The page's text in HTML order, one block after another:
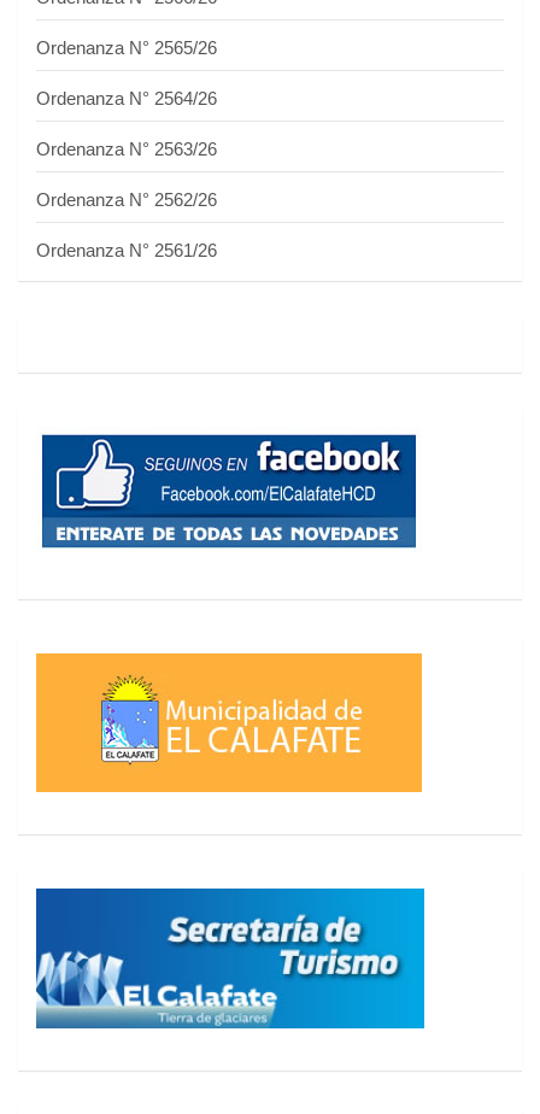
Ordenanza N° 2565/26
Ordenanza N° 2564/26
Ordenanza N° 2563/26
Ordenanza N° 2562/26
Ordenanza N° 2561/26